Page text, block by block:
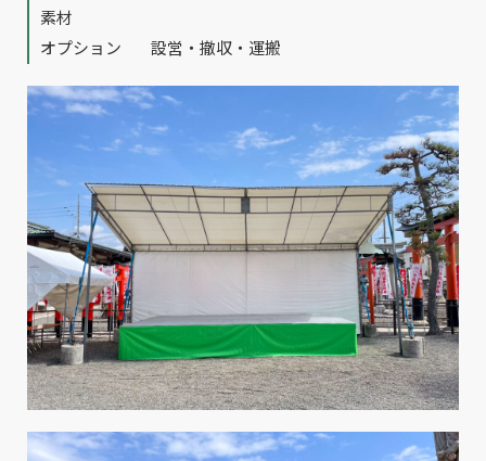
素材
オプション
設営・撤収・運搬